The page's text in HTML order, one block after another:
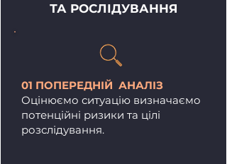
ТА РОСЛІДУВАННЯ
01 ПОПЕРЕДНІЙ АНАЛІЗ
Оцінюємо ситуацію визначаємо
потенційні ризики та цілі
розслідування.